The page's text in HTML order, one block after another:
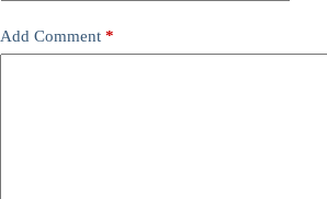
Add Comment *